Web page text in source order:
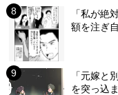
「私が絶
額を注ぎ
「元嫁と
を突っ込